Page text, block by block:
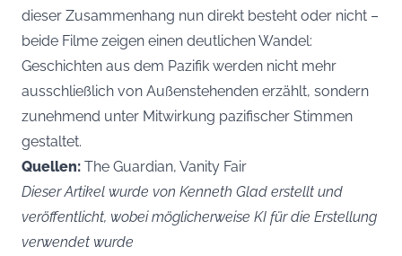
dieser Zusammenhang nun direkt besteht oder nicht –
beide Filme zeigen einen deutlichen Wandel:
Geschichten aus dem Pazifik werden nicht mehr
ausschließlich von Außenstehenden erzählt, sondern
zunehmend unter Mitwirkung pazifischer Stimmen
gestaltet.
Quellen: The Guardian, Vanity Fair
Dieser Artikel wurde von Kenneth Glad erstellt und
veröffentlicht, wobei möglicherweise KI für die Erstellung
verwendet wurde